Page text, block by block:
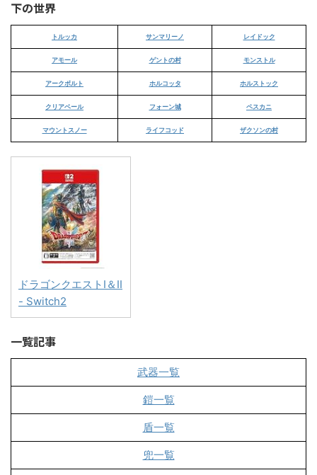
下の世界
トルッカ サンマリーノ レイドック
アモール ゲントの村 モンストル
アークボルト ホルコッタ ホルストック
クリアベール フォーン城 ペスカニ
マウントスノー ライフコッド ザクソンの村
ドラゴンクエストI＆II
- Switch2
一覧記事
武器一覧
鎧一覧
盾一覧
兜一覧